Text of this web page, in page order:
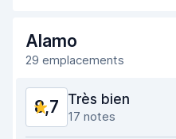
Propreté de la voiture
État du véhicule
Alamo
29 emplacements
8,7 Très bien
17 notes